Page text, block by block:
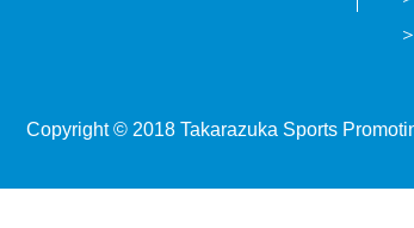
Copyright © 2018 Takarazuka Sports